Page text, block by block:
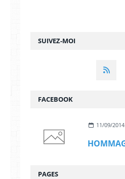
SUIVEZ-MOI
FACEBOOK
11/09/2014
PAGES